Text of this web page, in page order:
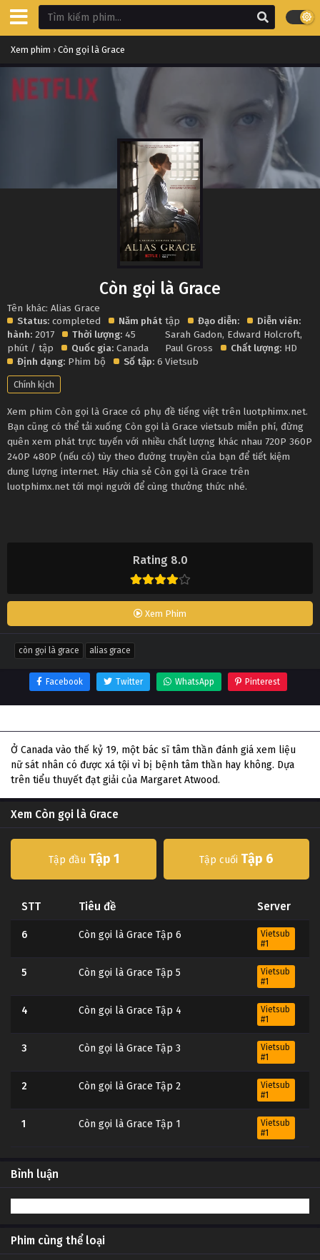
Xem phim › Còn gọi là Grace
Rating 8.0
Xem Phim
Còn gọi là Grace
Tên khác: Alias Grace
Status: completed
Năm phát
hành: 2017 Thời lượng: 45
phút / tập
Quốc gia: Canada
Định dạng: Phim bộ Số tập: 6
tập Đạo diễn:
Diễn viên:
Sarah Gadon, Edward Holcroft,
Paul Gross
Chất lượng:
Vietsub
Chính kịch
Xem phim Còn gọi là Grace có phụ đề tiếng việt trên luotphimx.net.
Bạn cũng có thể tải xuống Còn gọi là Grace vietsub miễn phí, đừng
quên xem phát trực tuyến với nhiều chất lượng khác nhau 720P 360P
240P 480P (nếu có) tùy theo đường truyền của bạn để tiết kiệm
dung lượng internet. Hãy chia sẻ Còn gọi là Grace trên
luotphimx.net tới mọi người để cùng thưởng thức nhé.
còn gọi là grace alias grace
Facebook Twitter WhatsApp Pinterest
Ở Canada vào thế kỷ 19, một bác sĩ tâm thần đánh giá xem liệu
nữ sát nhân có được xá tội vì bị bệnh tâm thần hay không. Dựa
trên tiểu thuyết đạt giải của Margaret Atwood.
Xem Còn gọi là Grace
Tập đầu Tập 1 Tập cuối Tập 6
STT Tiêu đề Server
6 Còn gọi là Grace Tập 6
Vietsub
#1
5 Còn gọi là Grace Tập 5
Vietsub
#1
4 Còn gọi là Grace Tập 4
Vietsub
#1
3 Còn gọi là Grace Tập 3
Vietsub
#1
2 Còn gọi là Grace Tập 2
Vietsub
#1
1 Còn gọi là Grace Tập 1
Vietsub
#1
Bình luận
Phim cùng thể loại